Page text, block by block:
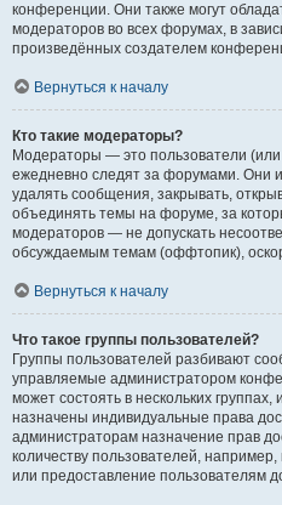
конференции. Они также могут
модераторов во всех форумах, в
произведённых создателем
Вернуться к началу
Кто такие модераторы?
Модераторы — это пользователи
ежедневно следят за форумами. Они
удалять сообщения, закрывать,
объединять темы на форуме, за
модераторов — не допускать
обсуждаемым темам (оффтопик),
Вернуться к началу
Что такое группы пользователей?
Группы пользователей разбивают
управляемые администратором
может состоять в нескольких группах,
назначены индивидуальные права
администраторам назначение прав
количеству пользователей,
или предоставление пользователям